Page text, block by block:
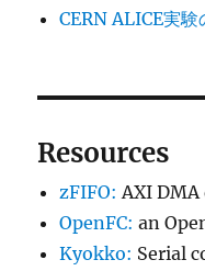
CERN ALICE実
Resources
zFIFO: AXI
OpenFC: an
Kyokko: Serial